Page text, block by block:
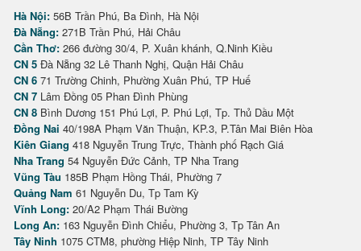
Hà Nội: 56B Trần Phú, Ba Đình, Hà Nội
Đà Nẵng: 271B Trần Phú, Hải Châu
Cần Thơ: 266 đường 30/4, P. Xuân khánh, Q.Ninh Kiều
CN 5 Đà Nẵng 32 Lê Thanh Nghị, Quận Hải Châu
CN 6 71 Trường Chinh, Phường Xuân Phú, TP Huế
CN 7 Lâm Đồng 05 Phan Đình Phùng
CN 8 Bình Dương 151 Phú Lợi, P. Phú Lợi, Tp. Thủ Dầu Một
Đồng Nai 40/198A Phạm Văn Thuận, KP.3, P.Tân Mai Biên Hòa
Kiên Giang 418 Nguyễn Trung Trực, Thành phố Rạch Giá
Nha Trang 54 Nguyễn Đức Cảnh, TP Nha Trang
Vũng Tàu 185B Phạm Hồng Thái, Phường 7
Quảng Nam 61 Nguyễn Du, Tp Tam Kỳ
Vĩnh Long: 20/A2 Phạm Thái Bường
Long An: 163 Nguyễn Đình Chiểu, Phường 3, Tp Tân An
Tây Ninh 1075 CTM8, phường Hiệp Ninh, TP Tây Ninh